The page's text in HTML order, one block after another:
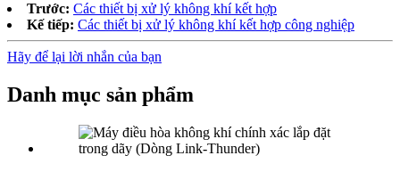
Trước: Các thiết bị xử lý không khí kết hợp
Kế tiếp: Các thiết bị xử lý không khí kết hợp công nghiệp
Hãy để lại lời nhắn của bạn
Danh mục sản phẩm